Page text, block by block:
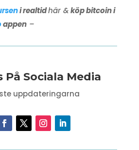
i realtidhär &köp bitcoin i
appen–
På Sociala Media
uppdateringarna